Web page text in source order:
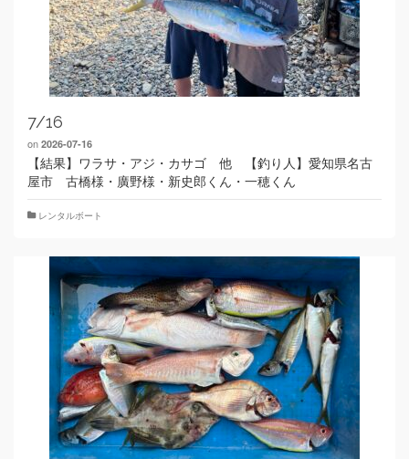
7/16
on 2026-07-16
【結果】ワラサ・アジ・カサゴ 他 【釣り人】愛知県名古
屋市 古橋様・廣野様・新史郎くん・一穂くん
レンタルボート